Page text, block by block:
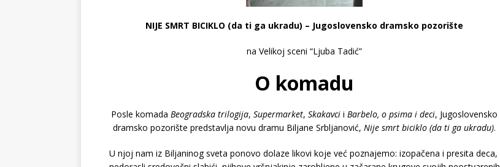
NIJE SMRT BICIKLO (da ti ga ukradu) – Jugoslovensko dramsko pozorište
na Velikoj sceni “Ljuba Tadić”
O komadu
Posle komadaBeogradska trilogija,Supermarket,Skakavci iBarbelo, o psima i deci, Jugoslovensko
dramsko pozorište predstavlja novu dramu Biljane Srbljanović,Nije smrt biciklo (da ti ga ukradu).
U njoj nam iz Biljaninog sveta ponovo dolaze likovi koje već poznajemo: izopačena i presita deca,